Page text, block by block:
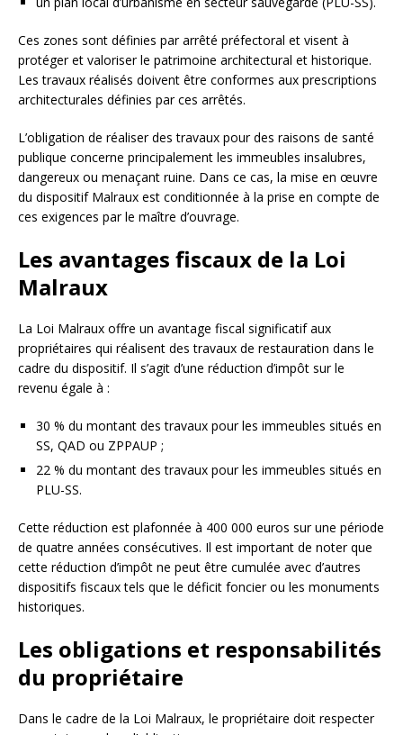
Ces zones sont définies par arrêté préfectoral et visent à
protéger et valoriser le patrimoine architectural et historique.
Les travaux réalisés doivent être conformes aux prescriptions
architecturales définies par ces arrêtés.
L’obligation de réaliser des travaux pour des raisons de santé
publique concerne principalement les immeubles insalubres,
dangereux ou menaçant ruine. Dans ce cas, la mise en œuvre
du dispositif Malraux est conditionnée à la prise en compte de
ces exigences par le maître d’ouvrage.
Les avantages fiscaux de la Loi
Malraux
La Loi Malraux offre un avantage fiscal significatif aux
propriétaires qui réalisent des travaux de restauration dans le
cadre du dispositif. Il s’agit d’une réduction d’impôt sur le
revenu égale à :
30 % du montant des travaux pour les immeubles situés en
SS, QAD ou ZPPAUP ;
22 % du montant des travaux pour les immeubles situés en
PLU-SS.
Cette réduction est plafonnée à 400 000 euros sur une période
de quatre années consécutives. Il est important de noter que
cette réduction d’impôt ne peut être cumulée avec d’autres
dispositifs fiscaux tels que le déficit foncier ou les monuments
historiques.
Les obligations et responsabilités
du propriétaire
Dans le cadre de la Loi Malraux, le propriétaire doit respecter